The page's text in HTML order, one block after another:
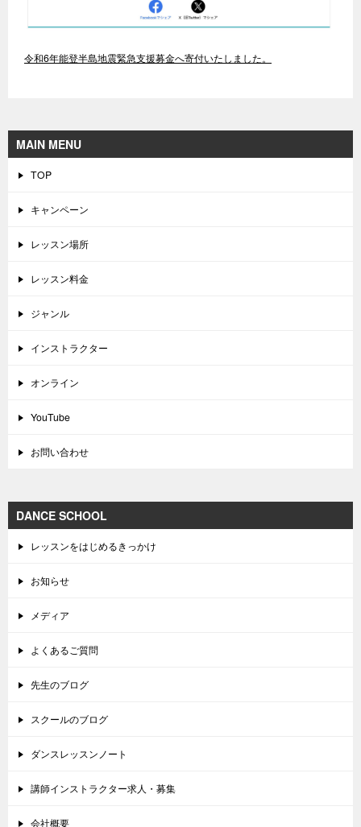
令和6年能登半島地震緊急支援募金へ寄付いたしました。
MAIN MENU
TOP
キャンペーン
レッスン場所
レッスン料金
ジャンル
インストラクター
オンライン
YouTube
お問い合わせ
DANCE SCHOOL
レッスンをはじめるきっかけ
お知らせ
メディア
よくあるご質問
先生のブログ
スクールのブログ
ダンスレッスンノート
講師インストラクター求人・募集
会社概要